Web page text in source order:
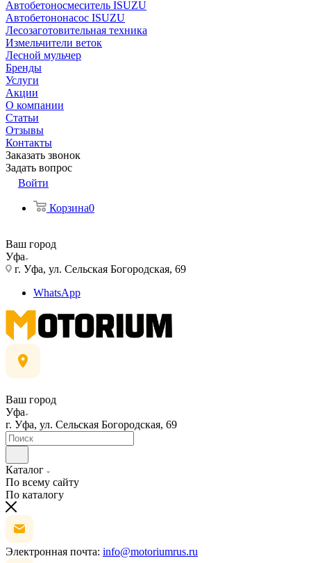
Автобетоносмеситель ISUZU
Автобетононасос ISUZU
Лесозаготовительная техника
Измельчители веток
Лесной мульчер
Бренды
Услуги
Акции
О компании
Статьи
Отзывы
Контакты
Заказать звонок
Задать вопрос
Войти
Корзина0
Ваш город
Уфа
г. Уфа, ул. Сельская Богородская, 69
WhatsApp
Ваш город
Уфа
г. Уфа, ул. Сельская Богородская, 69
Каталог
По всему сайту
По каталогу
Электронная почта: info@motoriumrus.ru